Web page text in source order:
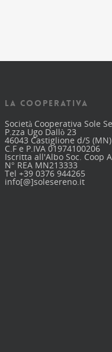
LA COOPERATIVA
Società Cooperativa Sole
P.zza Ugo Dallò 23
46043 Castiglione d/S (MN)
C.F e P.IVA 01974100206
Iscritta all'Albo Soc. Coop
N° REA MN213333
Tel +39 0376 944265
info[@]solesereno.it